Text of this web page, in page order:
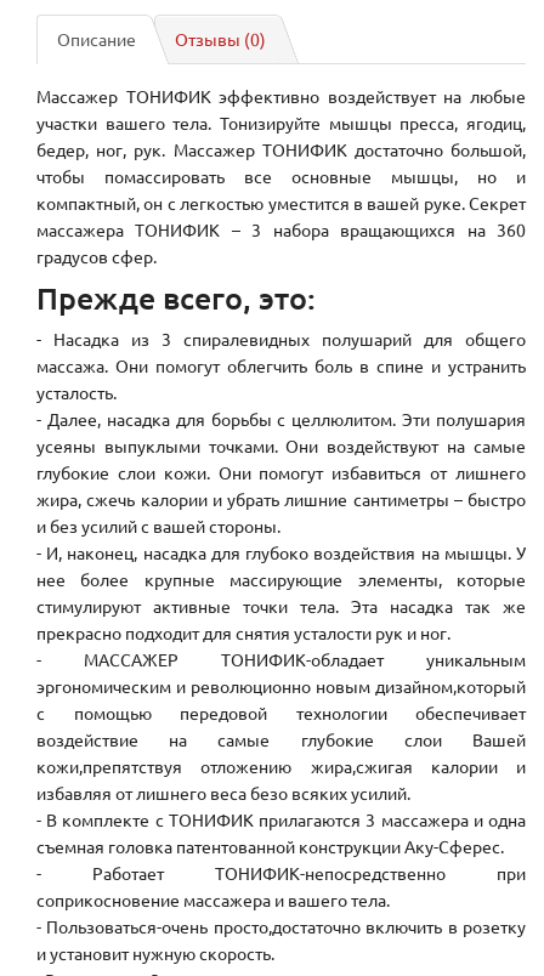
Описание Отзывы (0)
Массажер ТОНИФИК эффективно воздействует на любые
участки вашего тела. Тонизируйте мышцы пресса, ягодиц,
бедер, ног, рук. Массажер ТОНИФИК достаточно большой,
чтобы помассировать все основные мышцы, но и
компактный, он с легкостью уместится в вашей руке. Секрет
массажера ТОНИФИК – 3 набора вращающихся на 360
градусов сфер.
Прежде всего, это:
- Насадка из 3 спиралевидных полушарий для общего
массажа. Они помогут облегчить боль в спине и устранить
усталость.
- Далее, насадка для борьбы с целлюлитом. Эти полушария
усеяны выпуклыми точками. Они воздействуют на самые
глубокие слои кожи. Они помогут избавиться от лишнего
жира, сжечь калории и убрать лишние сантиметры – быстро
и без усилий с вашей стороны.
- И, наконец, насадка для глубоко воздействия на мышцы. У
нее более крупные массирующие элементы, которые
стимулируют активные точки тела. Эта насадка так же
прекрасно подходит для снятия усталости рук и ног.
- МАССАЖЕР ТОНИФИК-обладает уникальным
эргономическим и революционно новым дизайном,который
с помощью передовой технологии обеспечивает
воздействие на самые глубокие слои Вашей
кожи,препятствуя отложению жира,сжигая калории и
избавляя от лишнего веса безо всяких усилий.
- В комплекте с ТОНИФИК прилагаются 3 массажера и одна
съемная головка патентованной конструкции Аку-Сферес.
- Работает ТОНИФИК-непосредственно при
соприкосновение массажера и вашего тела.
- Пользоваться-очень просто,достаточно включить в розетку
и установит нужную скорость.